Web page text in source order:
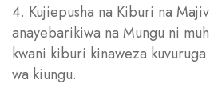
4. Kujiepusha na Kiburi na
anayebarikiwa na Mungu ni
kwani kiburi kinaweza
wa kiungu.